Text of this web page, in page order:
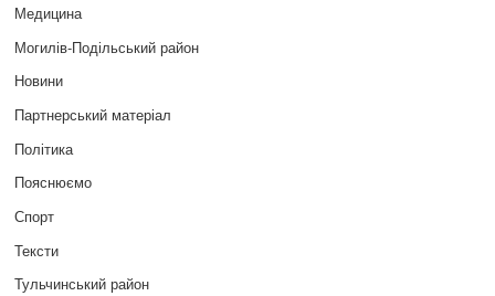
Медицина
Могилів-Подільський район
Новини
Партнерський матеріал
Політика
Пояснюємо
Спорт
Тексти
Тульчинський район